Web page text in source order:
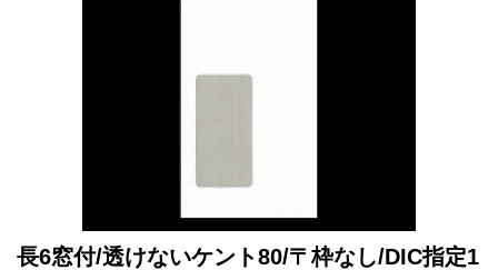
長6窓付/透けないケント80/〒枠なし/DIC指定1